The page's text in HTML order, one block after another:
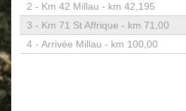
2 - Km 42 Millau - km 42,195
3 - Km 71 St Affrique - km 71,00
4 - Arrivée Millau - km 100,00